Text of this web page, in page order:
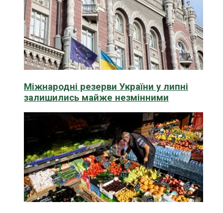
Міжнародні резерви України у липні
залишились майже незмінними